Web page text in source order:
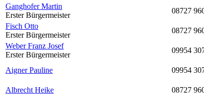
Ganghofer Martin
Erster Bürgermeister
08727
Fisch Otto
Erster Bürgermeister
08727
Weber Franz Josef
Erster Bürgermeister
09954
Aigner Pauline 09954
Albrecht Heike
08727